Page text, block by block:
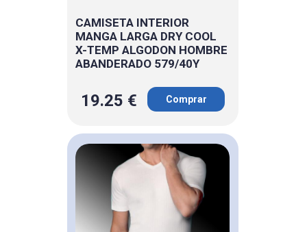
CAMISETA INTERIOR
MANGA LARGA DRY COOL
X-TEMP ALGODON HOMBRE
ABANDERADO 579/40Y
19.25 € Comprar